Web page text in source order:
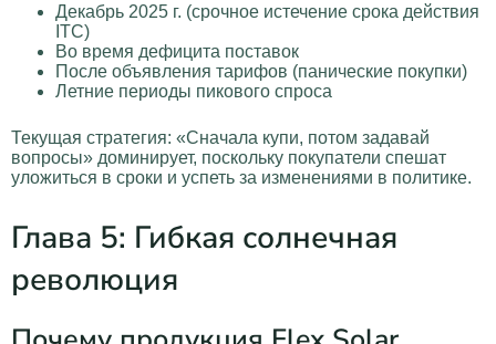
Декабрь 2025 г. (срочное истечение срока действия
ITC)
Во время дефицита поставок
После объявления тарифов (панические покупки)
Летние периоды пикового спроса
Текущая стратегия: «Сначала купи, потом задавай
вопросы» доминирует, поскольку покупатели спешат
уложиться в сроки и успеть за изменениями в политике.
Глава 5: Гибкая солнечная
революция